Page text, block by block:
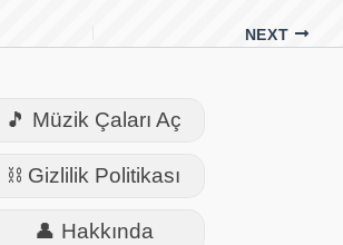
NEXT
🎵 Müzik Çaları Aç
⛓️ Gizlilik Politikası
👤 Hakkında